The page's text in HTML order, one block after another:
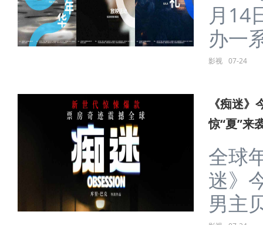
月14
办一
影视 07-24
《痴迷
惊“夏”来
全球
迷》
男主